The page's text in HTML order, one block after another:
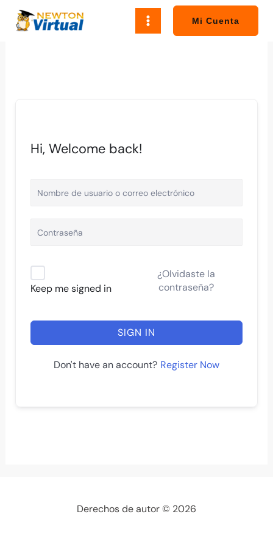
Mi Cuenta
Hi, Welcome back!
Keep me signed in
¿Olvidaste la
contraseña?
SIGN IN
Don't have an account? Register Now
Derechos de autor © 2026